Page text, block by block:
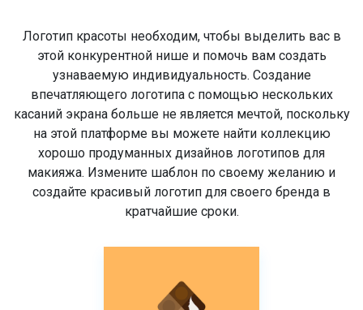
Логотип красоты необходим, чтобы выделить вас в
этой конкурентной нише и помочь вам создать
узнаваемую индивидуальность. Создание
впечатляющего логотипа с помощью нескольких
касаний экрана больше не является мечтой, поскольку
на этой платформе вы можете найти коллекцию
хорошо продуманных дизайнов логотипов для
макияжа. Измените шаблон по своему желанию и
создайте красивый логотип для своего бренда в
кратчайшие сроки.